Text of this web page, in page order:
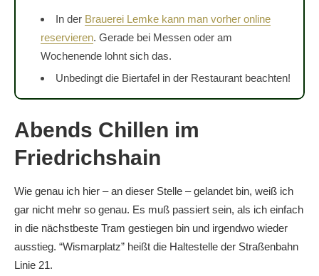
In der Brauerei Lemke kann man vorher online
reservieren. Gerade bei Messen oder am
Wochenende lohnt sich das.
Unbedingt die Biertafel in der Restaurant beachten!
Abends Chillen im
Friedrichshain
Wie genau ich hier – an dieser Stelle – gelandet bin, weiß ich
gar nicht mehr so genau. Es muß passiert sein, als ich einfach
in die nächstbeste Tram gestiegen bin und irgendwo wieder
ausstieg. “Wismarplatz” heißt die Haltestelle der Straßenbahn
Linie 21.